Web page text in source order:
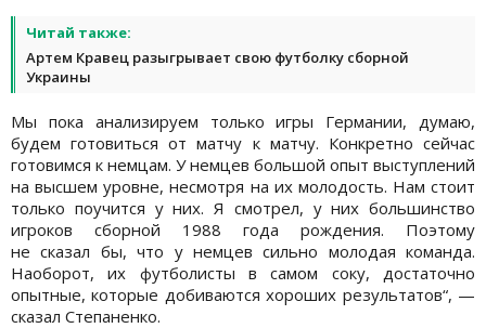
Читай также:
Артем Кравец разыгрывает свою футболку сборной
Украины
Мы пока анализируем только игры Германии, думаю,
будем готовиться от матчу к матчу. Конкретно сейчас
готовимся к немцам. У немцев большой опыт выступлений
на высшем уровне, несмотря на их молодость. Нам стоит
только поучится у них. Я смотрел, у них большинство
игроков сборной 1988 года рождения. Поэтому
не сказал бы, что у немцев сильно молодая команда.
Наоборот, их футболисты в самом соку, достаточно
опытные, которые добиваются хороших результатов“, —
сказал Степаненко.